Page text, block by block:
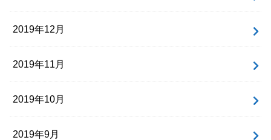
2019年12月
2019年11月
2019年10月
2019年9月